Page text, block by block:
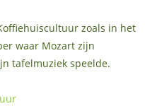
zoals in het
waar Mozart zijn
tafelmuziek speelde.